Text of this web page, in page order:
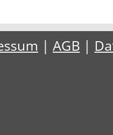
| AGB |